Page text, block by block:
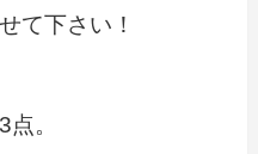
て下さい！
。